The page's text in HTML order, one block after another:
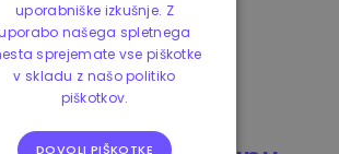
uporabniške izkušnje. Z
našega spletnega
sprejemate vse piškotke
v skladu z našo politiko
piškotkov.
DOVOLI PIŠKOTKE